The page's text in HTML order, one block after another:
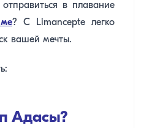
в плавание
? С Limancepte легко
вашей мечты.
Адасы?